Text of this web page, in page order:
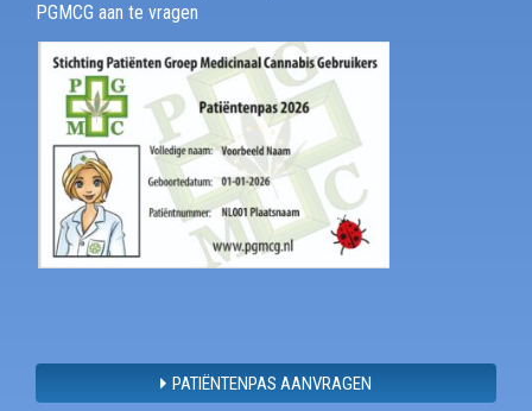
PGMCG aan te vragen
PATIËNTENPAS AANVRAGEN